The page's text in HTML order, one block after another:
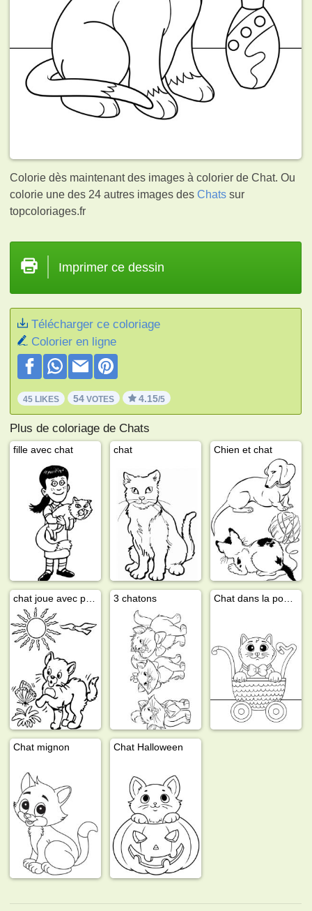
Colorie dès maintenant des images à colorier de Chat. Ou
colorie une des 24 autres images desChats sur
topcoloriages.fr
Imprimer ce dessin
Télécharger ce coloriage
Colorier en ligne
45 LIKES 54 VOTES 4.15/5
Plus de coloriage de Chats
fille avec chat chat Chien et chat
3 chatons
Chat mignon Chat Halloween